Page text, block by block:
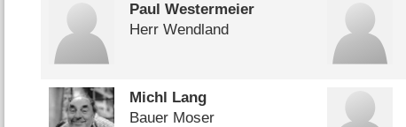
Paul Westermeier
Herr Wendland
Michl Lang
Bauer Moser